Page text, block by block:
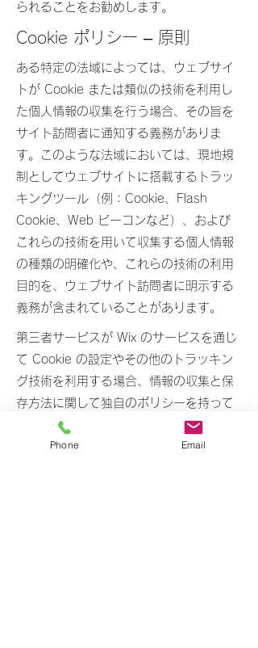
られることをお勧めします。
Cookie ポリシー – 原則
ある特定の法域によっては、ウェブサイ
トが Cookie または類似の技術を利用し
た個人情報の収集を行う場合、その旨を
サイト訪問者に通知する義務がありま
す。このような法域においては、現地規
制としてウェブサイトに搭載するトラッ
キングツール（例：Cookie、Flash
Cookie、Web ビーコンなど）、および
これらの技術を用いて収集する個人情報
の種類の明確化や、これらの技術の利用
目的を、ウェブサイト訪問者に明示する
義務が含まれていることがあります。
第三者サービスが Wix のサービスを通じ
て Cookie の設定やその他のトラッキン
グ技術を利用する場合、情報の収集と保
存方法に関して独自のポリシーを持って
いる可能性があることを考慮してくださ
い。このような外部のサービスにおいて
Phone Email